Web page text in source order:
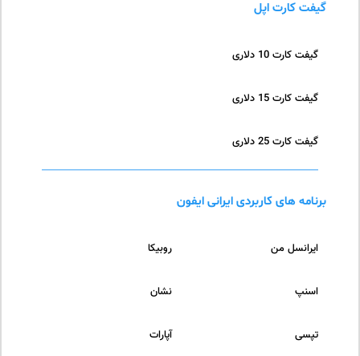
گیفت کارت اپل
گیفت کارت 10 دلاری
گیفت کارت 15 دلاری
گیفت کارت 25 دلاری
برنامه های کاربردی ایرانی ایفون
روبیکا ایرانسل من
نشان اسنپ
آپارات تپسی